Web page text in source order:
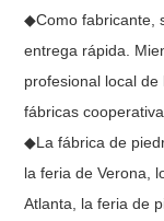
◆Como fabricante,
entrega rápida.
profesional local
fábricas
◆La fábrica de
la feria de Verona,
Atlanta, la feria de